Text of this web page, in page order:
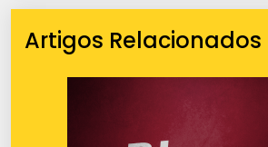
Artigos Relacionados